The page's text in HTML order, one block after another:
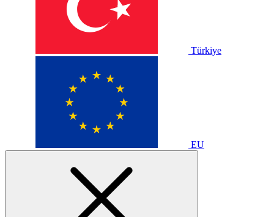
Türkiye
EU